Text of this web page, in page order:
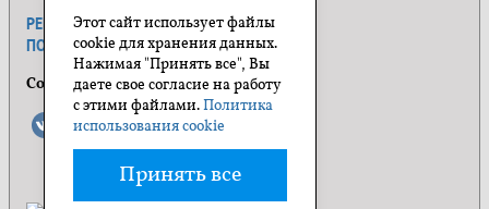
РЕКЛАМА ПРАВИЛА САЙТА
ПОЛИТИКА КОНФИДЕНЦИАЛЬНОСТИ
Социальные сети
Этот сайт использует файлы
cookie для хранения данных.
Нажимая "Принять все", Вы
даете свое согласие на работу
с этими файлами.Политика
использования cookie
Принять все